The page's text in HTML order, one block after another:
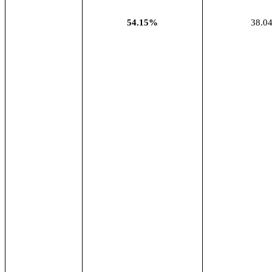
54.15%